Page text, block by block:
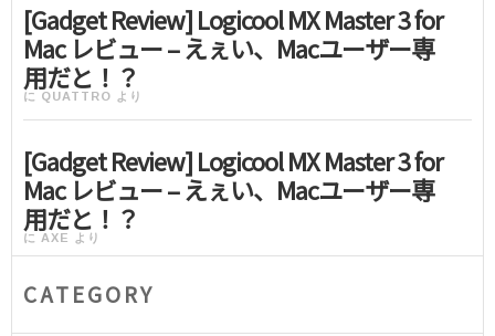
[Gadget Review] Logicool MX Master 3 for
Mac レビュー – えぇい、Macユーザー専
用だと！？
に QUATTRO より
[Gadget Review] Logicool MX Master 3 for
Mac レビュー – えぇい、Macユーザー専
用だと！？
に AXE より
CATEGORY